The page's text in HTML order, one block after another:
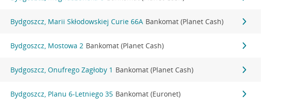
Bydgoszcz, Marii Skłodowskiej Curie 66A Bankomat (Planet Cash)
Bydgoszcz, Mostowa 2 Bankomat (Planet Cash)
Bydgoszcz, Onufrego Zagłoby 1 Bankomat (Planet Cash)
Bydgoszcz, Planu 6-Letniego 35 Bankomat (Euronet)